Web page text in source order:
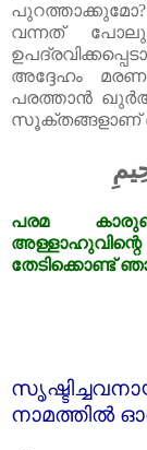
പുറത്താക്കുമോ
വന്നത്‌
അദ്ദേഹം
പരത്താൻ
സൂക്തങ്ങളാണ്
പരമ
അള്ളാഹുവിന്റെ
തേടിക്കൊണ്ട്
നാമത്തിൽ